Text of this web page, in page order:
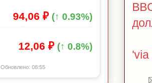
'via
94,06 ₽ (↑ 0.93%)
12,06 ₽ (↑ 0.8%)
Обновлено: 08:55